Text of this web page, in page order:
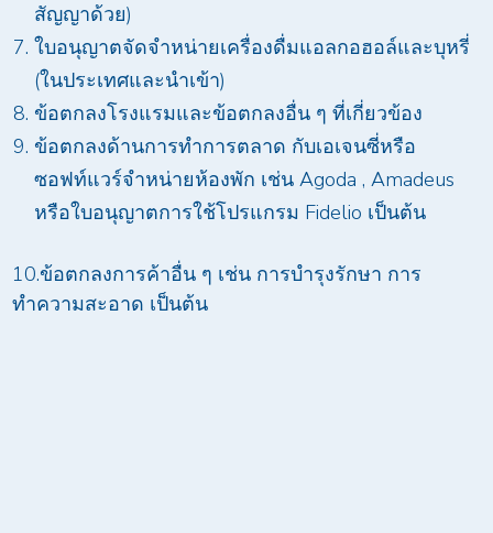
สัญญาด้วย)
ใบอนุญาตจัดจำหน่ายเครื่องดื่มแอลกอฮอล์และบุหรี่
(ในประเทศและนำเข้า)
ข้อตกลงโรงแรมและข้อตกลงอื่น ๆ ที่เกี่ยวข้อง
ข้อตกลงด้านการทำการตลาด กับเอเจนซี่หรือ
ซอฟท์แวร์จำหน่ายห้องพัก เช่น Agoda , Amadeus
หรือใบอนุญาตการใช้โปรแกรม Fidelio เป็นต้น
10.ข้อตกลงการค้าอื่น ๆ เช่น การบำรุงรักษา การ
ทำความสะอาด เป็นต้น